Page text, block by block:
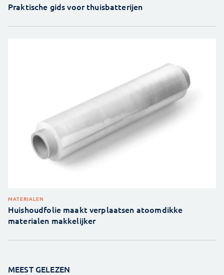
Praktische gids voor thuisbatterijen
MATERIALEN
Huishoudfolie maakt verplaatsen atoomdikke
materialen makkelijker
MEEST GELEZEN